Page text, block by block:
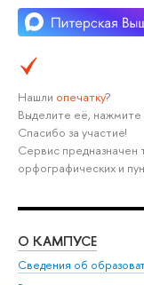
Нашли опечатку?
Выделите её,
Спасибо за участие!
Сервис предназначен
орфографических и
О КАМПУСЕ
Сведения об